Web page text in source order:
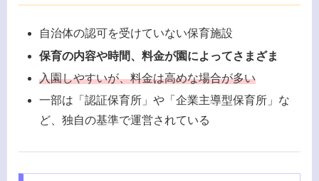
自治体の認可を受けていない保育施設
保育の内容や時間、料金が園によってさまざま
入園しやすいが、料金は高めな場合が多い
一部は「認証保育所」や「企業主導型保育所」な
ど、独自の基準で運営されている